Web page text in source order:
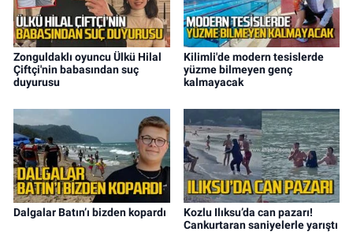
Zonguldaklı oyuncu Ülkü Hilal
Çiftçi'nin babasından suç
duyurusu
Kilimli'de modern tesislerde
yüzme bilmeyen genç
kalmayacak
Dalgalar Batın’ı bizden kopardı
Kozlu Ilıksu’da can pazarı!
Cankurtaran saniyelerle yarıştı